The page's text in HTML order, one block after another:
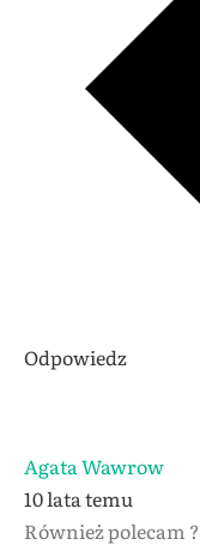
Odpowiedz
Agata Wawrow
10 lata temu
Również polecam ?